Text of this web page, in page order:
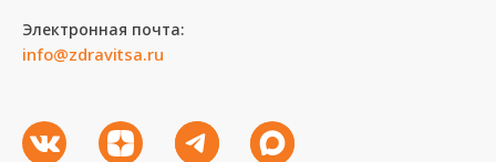
Электронная почта:
info@zdravitsa.ru